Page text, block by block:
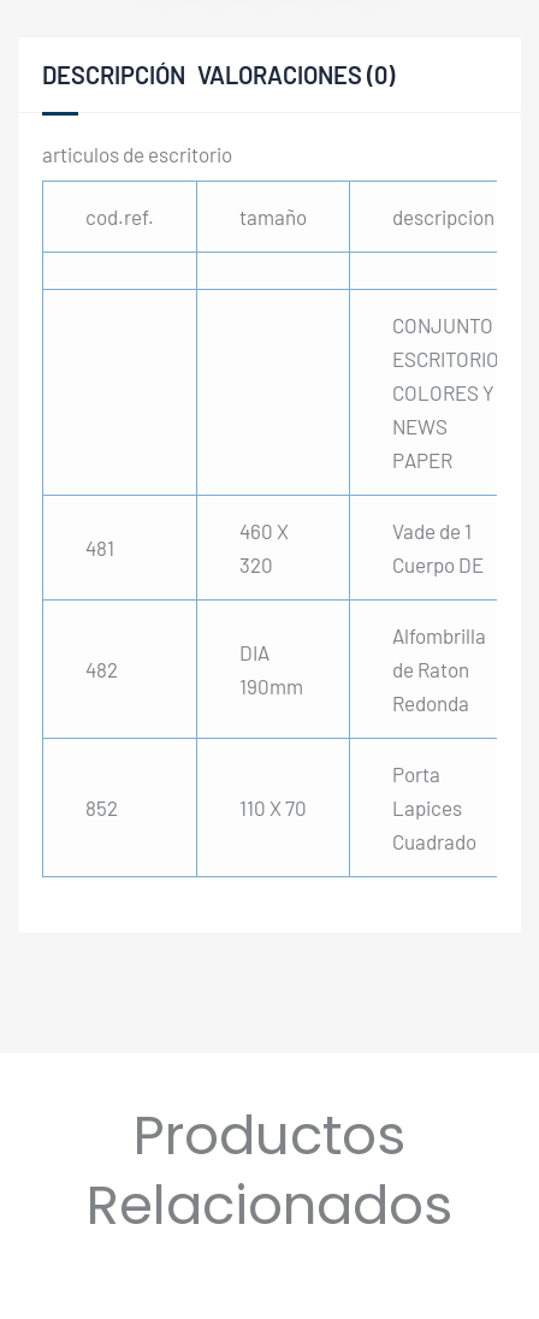
DESCRIPCIÓN VALORACIONES (0)
articulos de escritorio
cod.ref. tamaño descripcion
CONJUNTO
ESCRITORIO
COLORES Y
NEWS
PAPER
481
460 X
320
Vade de 1
Cuerpo DE
482
DIA
190mm
Alfombrilla
de Raton
Redonda
852 110 X 70
Porta
Lapices
Cuadrado
Productos
Relacionados